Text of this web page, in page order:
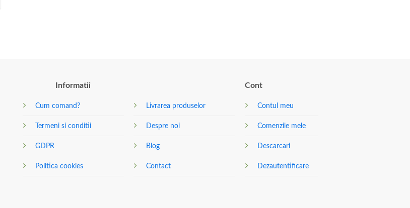
Informatii
Cum comand?
Termeni si conditii
GDPR
Politica cookies
Livrarea produselor
Despre noi
Blog
Contact
Cont
Contul meu
Comenzile mele
Descarcari
Dezautentificare